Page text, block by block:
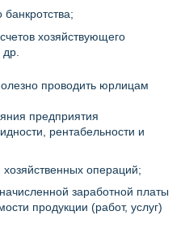
хозяйствующего
проводить юрлицам
предприятия
рентабельности и
операций;
заработной платы
продукции (работ, услуг)